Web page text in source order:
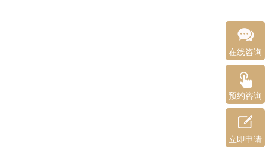
在线咨询
预约咨询
立即申请